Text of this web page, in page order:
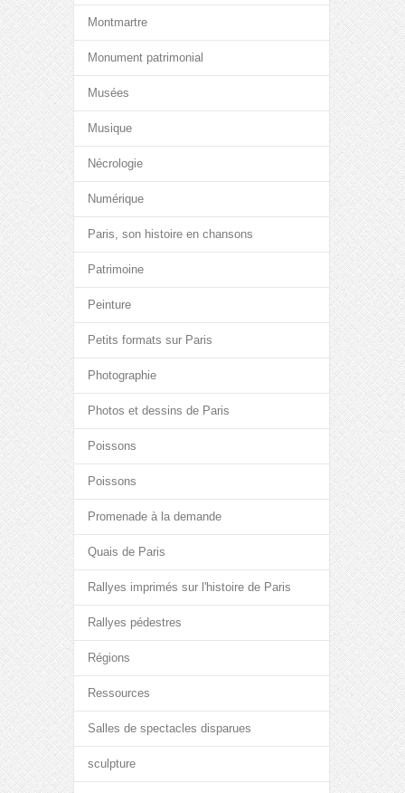
Montmartre
Monument patrimonial
Musées
Musique
Nécrologie
Numérique
Paris, son histoire en chansons
Patrimoine
Peinture
Petits formats sur Paris
Photographie
Photos et dessins de Paris
Poissons
Poissons
Promenade à la demande
Quais de Paris
Rallyes imprimés sur l'histoire de Paris
Rallyes pédestres
Régions
Ressources
Salles de spectacles disparues
sculpture